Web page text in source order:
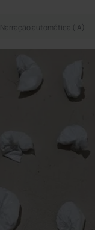
Narração automática (IA)